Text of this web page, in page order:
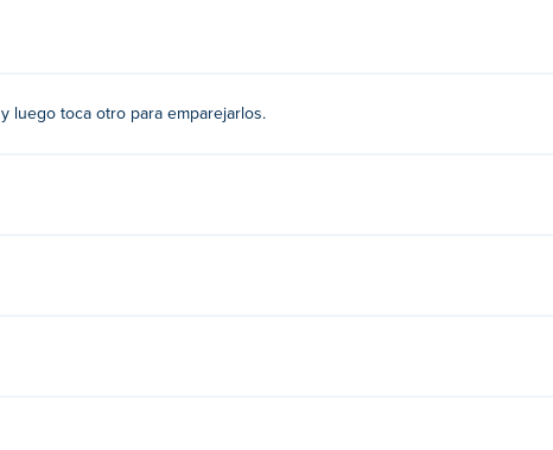
para emparejarlos
luego toca otro para emparejarlos.